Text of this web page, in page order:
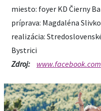
miesto: foyer KD Čierny
príprava: Magdaléna
realizácia:
Bystrici
Zdroj:
www.facebook.com